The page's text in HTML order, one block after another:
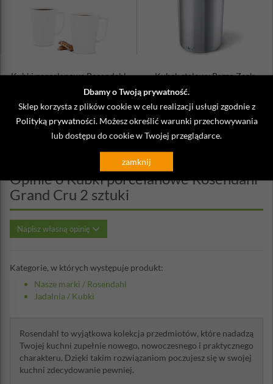
Dbamy o Twoją prywatność.
Sklep korzysta z plików cookie w celu realizacji usługi zgodnie z
Polityką prywatności. Możesz określić warunki przechowywania
lub dostępu do cookie w Twojej przeglądarce.
zamknij
Pojemność: 340ml
Można używać w kuchence mikrofalowej
Kubki porcelanowe Rosendahl
Grand Cru 2 sztuki
148,00 zł
Kubek stalowy Rezzo Zack
93,00 zł
Opinie o Kubki porcelanowe Rosendahl
Grand Cru 2 sztuki
Napisz własną opinię
Kategorie, w których występuje produkt:
Nasze marki / Rosendahl
Jadalnia / Kubki
Rosendahl to wyjątkowa kolekcja przedmiotów, które nadadzą
Twojej kuchni zupełnie nowego, nowoczesnego i praktycznego
charakteru. Dzięki takim rozwiązaniom poczujesz się w swojej
kuchni zdecydowanie pewniej.